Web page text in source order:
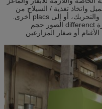
واتخاذ تغذية / السيلاج من
هذا الجهاز محمل السيلاج هي مناسبة للبقرة differenct الصور حجم
أو صغار المزارعين